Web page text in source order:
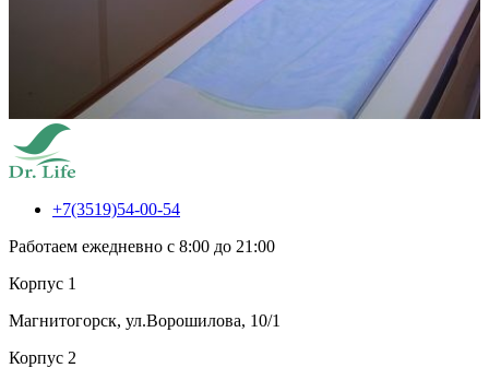
+7(3519)54-00-54
Работаем ежедневно с 8:00 до 21:00
Корпус 1
Магнитогорск, ул.Ворошилова, 10/1
Корпус 2